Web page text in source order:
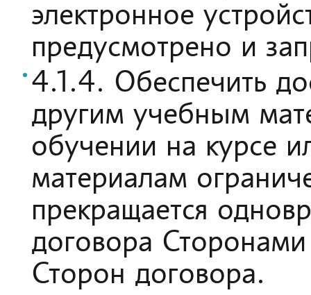
электронное
предусмотрено и
4.1.4. Обеспечить
другим учебным
обучении на курсе
материалам
прекращается
договора
Сторон договора.